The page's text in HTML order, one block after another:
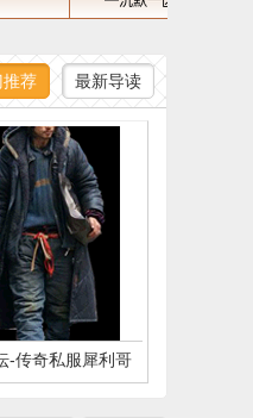
推荐 最新导读
-传奇私服犀利哥